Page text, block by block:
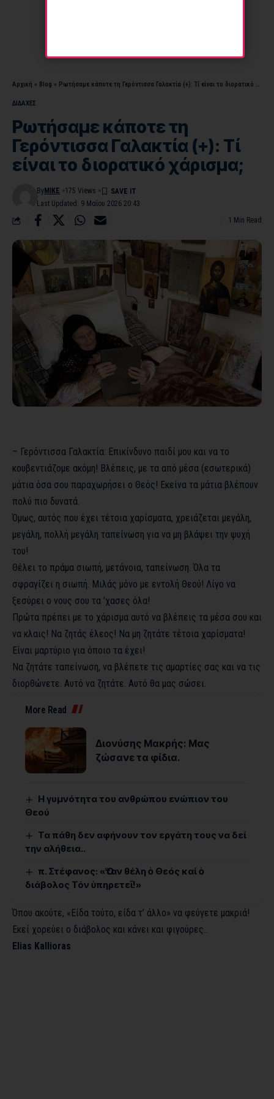
Αρχική » Blog » Ρωτήσαμε κάποτε τη Γερόντισσα Γαλακτία (+): Τί είναι το διορατικό χάρισμα;
ΔΙΔΑΧΕΣ
Ρωτήσαμε κάποτε τη
Γερόντισσα Γαλακτία (+): Τί
είναι το διορατικό χάρισμα;
Last Updated: 9 Μαΐου 2026 20:43
By MIKE 175 Views
1 Min Read
– Γερόντισσα Γαλακτία: Επικίνδυνο παιδί μου και να το
κουβεντιάζομε ακόμη! Βλέπεις, με τα από μέσα (εσωτερικά)
μάτια όσα σου παραχωρήσει ο Θεός! Εκείνα τα μάτια βλέπουν
πολύ πιο δυνατά.
Όμως, αυτός που έχει τέτοια χαρίσματα, χρειάζεται μεγάλη,
μεγάλη, πολλή μεγάλη ταπείνωση για να μη βλάψει την ψυχή
του!
Θέλει το πράμα σιωπή, μετάνοια, ταπείνωση. Όλα τα
σφραγίζει η σιωπή. Μιλάς μόνο με εντολή Θεού! Λίγο να
ξεσύρει ο νους σου τα ’χασες όλα!
Πρώτα πρέπει με το χάρισμα αυτό να βλέπεις τα μέσα σου και
να κλαις! Να ζητάς έλεος! Να μη ζητάτε τέτοια χαρίσματα!
Είναι μαρτύριο για όποιο τα έχει!
Να ζητάτε ταπείνωση, να βλέπετε τις αμαρτίες σας και να τις
διορθώνετε. Αυτό να ζητάτε. Αυτό θα μας σώσει.
More Read
Διονύσης Μακρής: Μας
ζώσανε τα φίδια.
Η γυμνότητα του ανθρώπου ενώπιον του
Θεού
Τα πάθη δεν αφήνουν τον εργάτη τους να δεί
την αλήθεια..
π. Στέφανος: «Ὅταν θέλη ὁ Θεός καί ὁ
διάβολος Τόν ὑπηρετεῖ!»
Όπου ακούτε, «Είδα τούτο, είδα τ’ άλλο» να φεύγετε μακριά!
Εκεί χορεύει ο διάβολος και κάνει και φιγούρες..
Elias Kallioras